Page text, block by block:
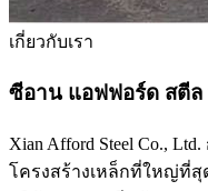
เกี่ยวกับเรา
ซีอาน แอฟฟอร์ด สตีล
Xian Afford Steel Co.,
โครงสร้างเหล็กที่ใหญ่ที่